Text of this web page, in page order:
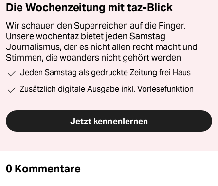
Die Wochenzeitung mit taz-Blick
Wir schauen den Superreichen auf die Finger.
Unsere wochentaz bietet jeden Samstag
Journalismus, der es nicht allen recht macht und
Stimmen, die woanders nicht gehört werden.
Jeden Samstag als gedruckte Zeitung frei Haus
Zusätzlich digitale Ausgabe inkl. Vorlesefunktion
Jetzt kennenlernen
0 Kommentare